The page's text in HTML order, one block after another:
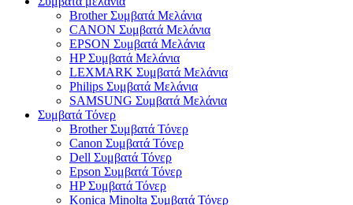
Brother Συμβατά Μελάνια
CANON Συμβατά Μελάνια
EPSON Συμβατά Μελάνια
HP Συμβατά Μελάνια
LEXMARK Συμβατά Μελάνια
Philips Συμβατά Μελάνια
SAMSUNG Συμβατά Μελάνια
Συμβατά Τόνερ
Brother Συμβατά Τόνερ
Canon Συμβατά Τόνερ
Dell Συμβατά Τόνερ
Epson Συμβατά Τόνερ
HP Συμβατά Τόνερ
Konica Minolta Συμβατά Τόνερ